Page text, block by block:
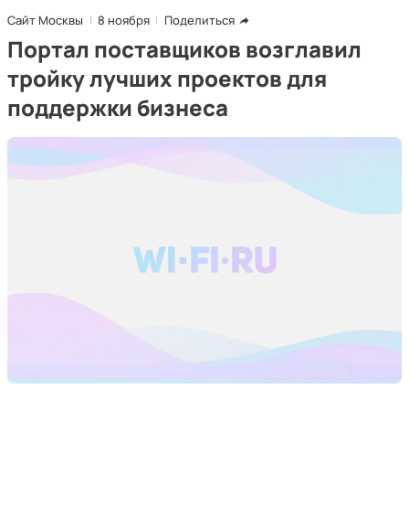
Сайт Москвы 8 ноября Поделиться
Портал поставщиков возглавил
тройку лучших проектов для
поддержки бизнеса